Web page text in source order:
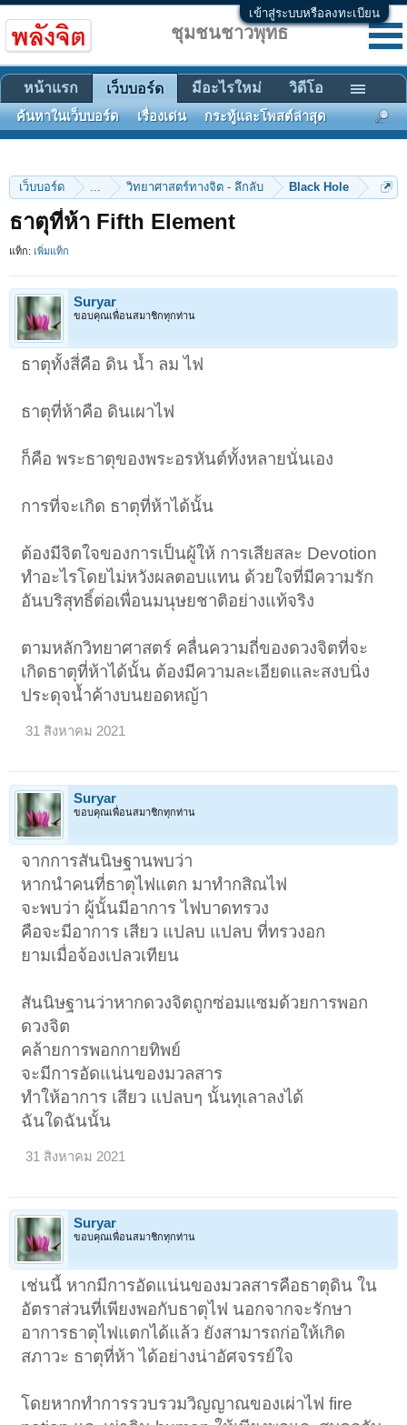
เข้าสู่ระบบหรือลงทะเบียน
เว็บบอร์ด ... วิทยาศาสตร์ทางจิต - ลึกลับ Black Hole
ธาตุที่ห้า Fifth Element
แท็ก: เพิ่มแท็ก
Suryar
ขอบคุณเพื่อนสมาชิกทุกท่าน
ธาตุทั้งสี่คือ ดิน น้ำ ลม ไฟ
ธาตุที่ห้าคือ ดินเผาไฟ
ก็คือ พระธาตุของพระอรหันต์ทั้งหลายนั่นเอง
การที่จะเกิด ธาตุที่ห้าได้นั้น
ต้องมีจิตใจของการเป็นผู้ให้ การเสียสละ Devotion
ทำอะไรโดยไม่หวังผลตอบแทน ด้วยใจที่มีความรัก
อันบริสุทธิ์ต่อเพื่อนมนุษยชาติอย่างแท้จริง
ตามหลักวิทยาศาสตร์ คลื่นความถี่ของดวงจิตที่จะ
เกิดธาตุที่ห้าได้นั้น ต้องมีความละเอียดและสงบนิ่ง
ประดุจน้ำค้างบนยอดหญ้า
31 สิงหาคม 2021
Suryar
ขอบคุณเพื่อนสมาชิกทุกท่าน
จากการสันนิษฐานพบว่า
หากนำคนที่ธาตุไฟแตก มาทำกสิณไฟ
จะพบว่า ผู้นั้นมีอาการ ไฟบาดทรวง
คือจะมีอาการ เสียว แปลบ แปลบ ที่ทรวงอก
ยามเมื่อจ้องเปลวเทียน
สันนิษฐานว่าหากดวงจิตถูกซ่อมแซมด้วยการพอก
ดวงจิต
คล้ายการพอกกายทิพย์
จะมีการอัดแน่นของมวลสาร
ทำให้อาการ เสียว แปลบๆ นั้นทุเลาลงได้
ฉันใดฉันนั้น
31 สิงหาคม 2021
Suryar
ขอบคุณเพื่อนสมาชิกทุกท่าน
เช่นนี้ หากมีการอัดแน่นของมวลสารคือธาตุดิน ใน
อัตราส่วนที่เพียงพอกับธาตุไฟ นอกจากจะรักษา
อาการธาตุไฟแตกได้แล้ว ยังสามารถก่อให้เกิด
สภาวะ ธาตุที่ห้า ได้อย่างน่าอัศจรรย์ใจ
โดยหากทำการรวบรวมวิญญาณของเผ่าไฟ fire
ชุมชนชาวพุทธ
หน้าแรก เว็บบอร์ด
ค้นหาในเว็บบอร์ด เรื่องเด่น กระทู้และโพสต์ล่าสุด
มีอะไรใหม่ วิดีโอ